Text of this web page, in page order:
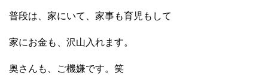
普段は、家にいて、家事も育児もして
家にお金も、沢山入れます。
奥さんも、ご機嫌です。笑